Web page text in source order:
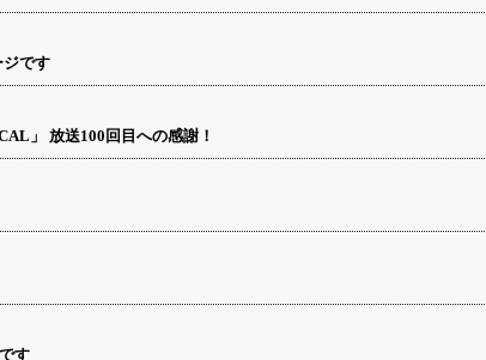
ジです
」 放送100回目への感謝！
す